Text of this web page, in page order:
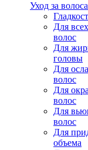
Уход за
Для
волос
Для
головы
Для
волос
Для
волос
Для
волос
Для
объема